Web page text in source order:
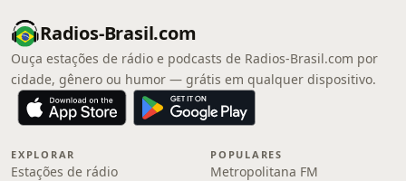
Radios-Brasil.com
Ouça estações de rádio e podcasts de Radios-Brasil.com por
cidade, gênero ou humor — grátis em qualquer dispositivo.
EXPLORAR
Estações de rádio
POPULARES
Metropolitana FM